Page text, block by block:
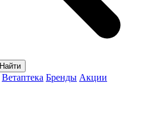
Найти
Ветаптека Бренды Акции